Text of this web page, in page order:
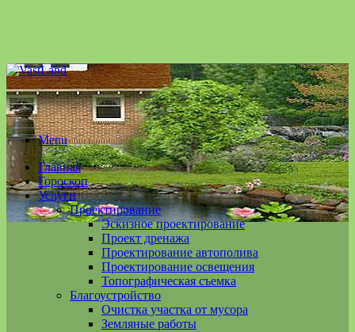
Menu
Главная
Гороскоп
Услуги
Проектирование
Эскизное проектирование
Проект дренажа
Проектирование автополива
Проектирование освещения
Топографическая съемка
Благоустройство
Очистка участка от мусора
Земляные работы